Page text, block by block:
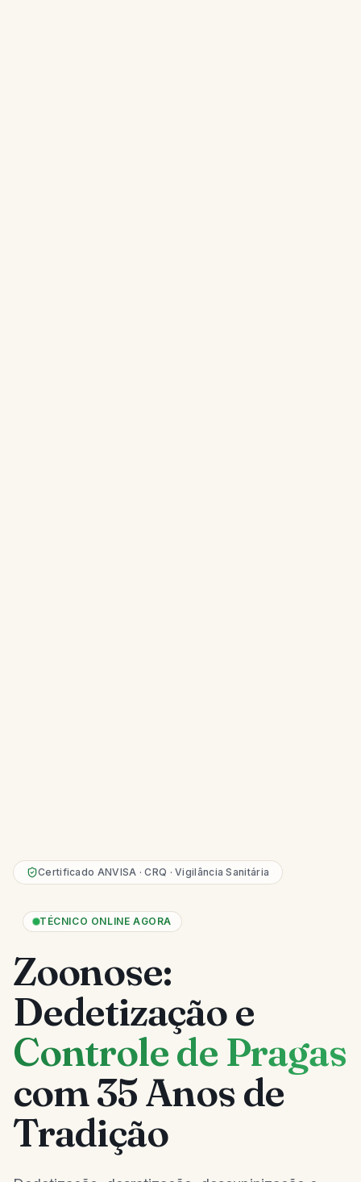
Certificado ANVISA · CRQ · Vigilância Sanitária
TÉCNICO ONLINE AGORA
Zoonose:
Dedetização e
Controle de Pragas
com 35 Anos de
Tradição